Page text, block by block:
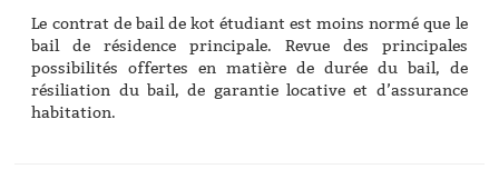
Le contrat de bail de kot étudiant est moins normé que le
bail de résidence principale. Revue des principales
possibilités offertes en matière de durée du bail, de
résiliation du bail, de garantie locative et d’assurance
habitation.